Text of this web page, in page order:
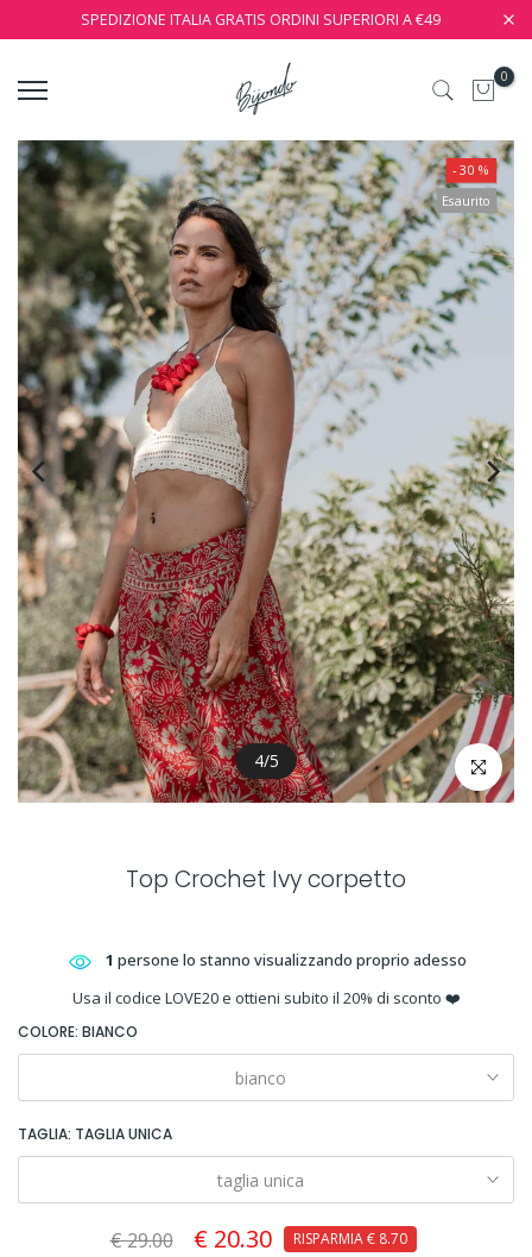
SPEDIZIONE ITALIA GRATIS ORDINI SUPERIORI A €49
0
4/5
- 30 %
Esaurito
clicca per
Top Crochet Ivy corpetto
1 persone lo stanno visualizzando proprio adesso
Usa il codice LOVE20 e ottieni subito il 20% di sconto ❤️
COLORE: BIANCO
bianco
TAGLIA: TAGLIA UNICA
taglia unica
€ 29.00 € 20.30 RISPARMIA€ 8.70